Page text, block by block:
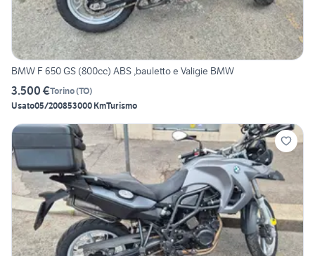
BMW F 650 GS (800cc) ABS ,bauletto e Valigie BMW
3.500 €Torino(TO)
Usato05/200853000 KmTurismo